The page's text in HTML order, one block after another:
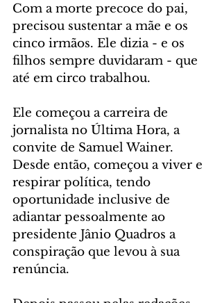
Com a morte precoce do pai,
precisou sustentar a mãe e os
cinco irmãos. Ele dizia - e os
filhos sempre duvidaram - que
até em circo trabalhou.
Ele começou a carreira de
jornalista no Última Hora, a
convite de Samuel Wainer.
Desde então, começou a viver e
respirar política, tendo
oportunidade inclusive de
adiantar pessoalmente ao
presidente Jânio Quadros a
conspiração que levou à sua
renúncia.